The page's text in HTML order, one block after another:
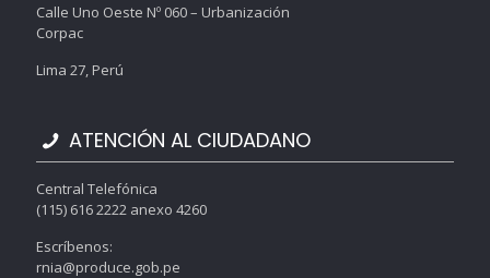
Calle Uno Oeste Nº 060 – Urbanización
Corpac
Lima 27, Perú
ATENCIÓN AL CIUDADANO
Central Telefónica
(115) 616 2222 anexo 4260
Escríbenos:
rnia@produce.gob.pe